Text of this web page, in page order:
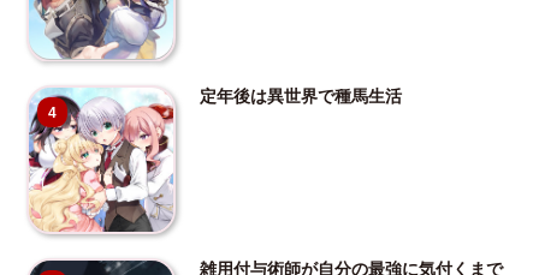
4
定年後は異世界で種馬生活
雑用付与術師が自分の最強に気付くまで